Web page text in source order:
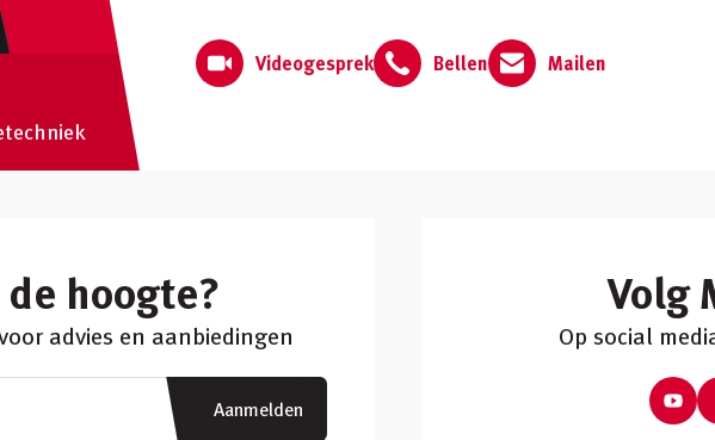
Videogesprek Bellen Mailen
hoogte?
advies en aanbiedingen
Aanmelden
Volg
Op social